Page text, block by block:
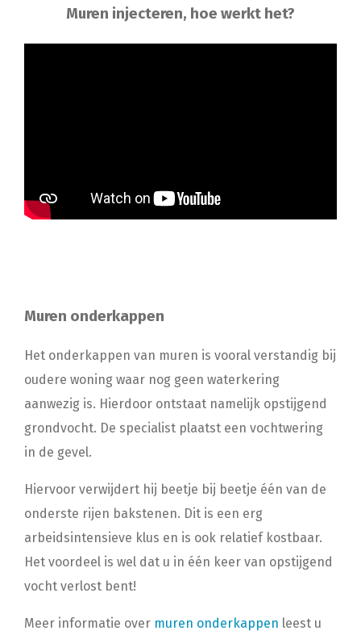
Muren injecteren, hoe werkt het?
Muren onderkappen
Het onderkappen van muren is vooral verstandig bij
oudere woning waar nog geen waterkering
aanwezig is. Hierdoor ontstaat namelijk opstijgend
grondvocht. De specialist plaatst een vochtwering
in de gevel.
Hiervoor verwijdert hij beetje bij beetje één van de
onderste rijen bakstenen. Dit is een erg
arbeidsintensieve klus en is ook relatief kostbaar.
Het voordeel is wel dat u in één keer van opstijgend
vocht verlost bent!
Meer informatie over muren onderkappen leest u